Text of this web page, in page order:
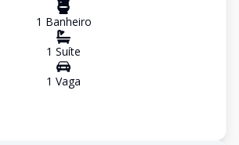
1 Banheiro
1 Suíte
1 Vaga